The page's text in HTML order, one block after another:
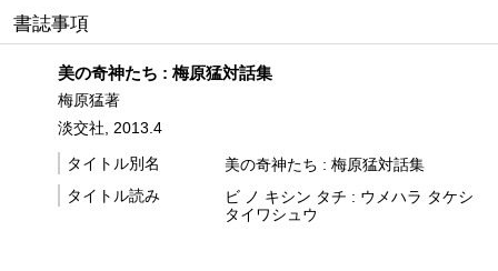
書誌事項
美の奇神たち : 梅原猛対話集
梅原猛著
淡交社, 2013.4
タイトル別名
美の奇神たち : 梅原猛対話集
タイトル読み
ビ ノ キシン タチ : ウメハラ タケシ
タイワシュウ